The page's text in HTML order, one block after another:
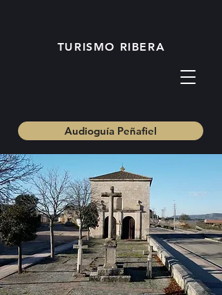
TURISMO RIBERA
Audioguía Peñafiel